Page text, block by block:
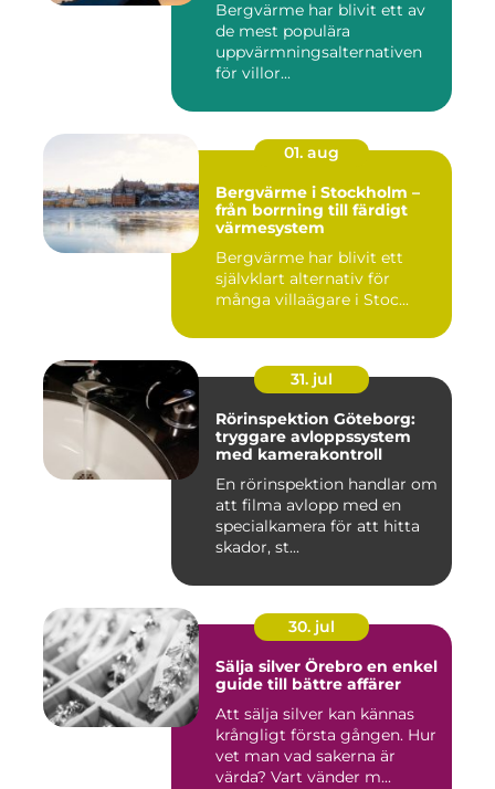
Bergvärme har blivit ett av
de mest populära
uppvärmningsalternativen
för villor...
01. aug
Bergvärme i Stockholm –
från borrning till färdigt
värmesystem
Bergvärme har blivit ett
självklart alternativ för
många villaägare i Stoc...
31. jul
Rörinspektion Göteborg:
tryggare avloppssystem
med kamerakontroll
En rörinspektion handlar om
att filma avlopp med en
specialkamera för att hitta
skador, st...
30. jul
Sälja silver Örebro en enkel
guide till bättre affärer
Att sälja silver kan kännas
krångligt första gången. Hur
vet man vad sakerna är
värda? Vart vänder m...